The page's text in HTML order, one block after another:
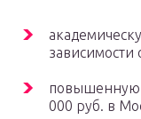
зависимости
повышенную
000 руб. в